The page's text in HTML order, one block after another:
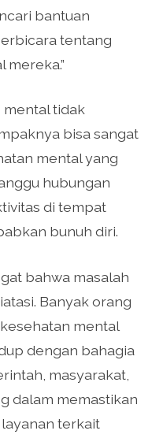
bantuan
tentang
mental tidak
bisa sangat
mental yang
hubungan
di tempat
bunuh diri.
bahwa masalah
Banyak orang
mental
dengan bahagia
masyarakat,
dalam memastikan
terkait